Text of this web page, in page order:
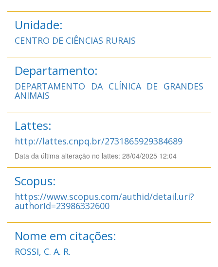
Unidade:
CENTRO DE CIÊNCIAS RURAIS
Departamento:
DEPARTAMENTO DA CLÍNICA DE GRANDES
ANIMAIS
Lattes:
http://lattes.cnpq.br/2731865929384689
Data da última alteração no lattes: 28/04/2025 12:04
Scopus:
https://www.scopus.com/authid/detail.uri?
authorId=23986332600
Nome em citações:
ROSSI, C. A. R.